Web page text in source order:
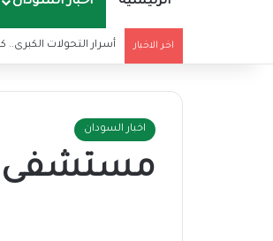
اخر الاخبار أسرار التحولات الكبرى..
اخبار السودان
مستشفى